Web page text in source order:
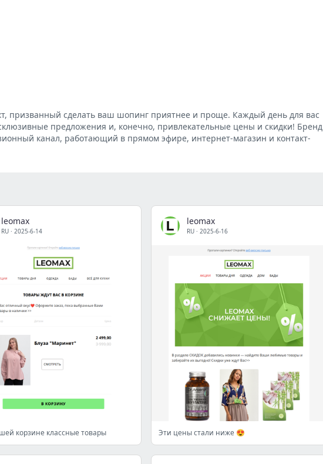
призванный сделать ваш шопинг приятнее и проще. Каждый день для вас
предложения и, конечно, привлекательные цены и скидки! Бренд
канал, работающий в прямом эфире, интернет-магазин и контакт-
leomax
RU · 2025-6-14
корзине классные товары
leomax
RU · 2025-6-16
Эти цены стали ниже 😍